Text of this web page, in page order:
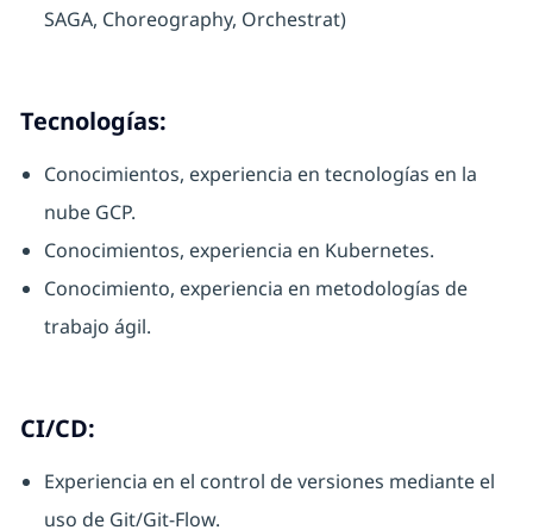
SAGA, Choreography, Orchestrat)
Tecnologías:
Conocimientos, experiencia en tecnologías en la
nube GCP.
Conocimientos, experiencia en Kubernetes.
Conocimiento, experiencia en metodologías de
trabajo ágil.
CI/CD:
Experiencia en el control de versiones mediante el
uso de Git/Git-Flow.